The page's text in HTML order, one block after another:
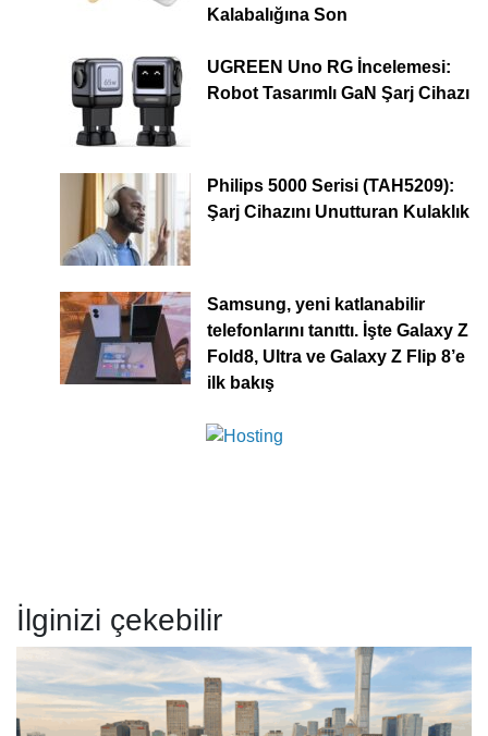
Kalabalığına Son
UGREEN Uno RG İncelemesi:
Robot Tasarımlı GaN Şarj Cihazı
Philips 5000 Serisi (TAH5209):
Şarj Cihazını Unutturan Kulaklık
Samsung, yeni katlanabilir
telefonlarını tanıttı. İşte Galaxy Z
Fold8, Ultra ve Galaxy Z Flip 8’e
ilk bakış
İlginizi çekebilir